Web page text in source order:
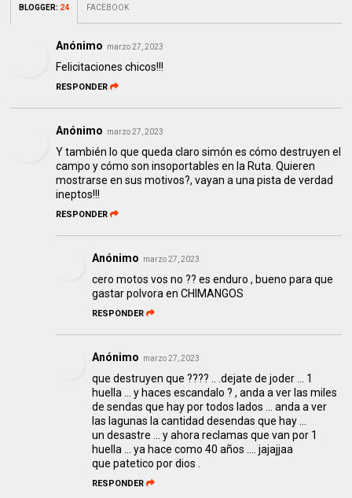
BLOGGER: 24 FACEBOOK
Anónimo marzo 27, 2023
Felicitaciones chicos!!!
RESPONDER
Anónimo marzo 27, 2023
Y también lo que queda claro simón es cómo destruyen el
campo y cómo son insoportables en la Ruta. Quieren
mostrarse en sus motivos?, vayan a una pista de verdad
ineptos!!!
RESPONDER
Anónimo marzo 27, 2023
cero motos vos no ?? es enduro , bueno para que
gastar polvora en CHIMANGOS
RESPONDER
Anónimo marzo 27, 2023
que destruyen que ???? .. .dejate de joder ... 1
huella ... y haces escandalo ? , anda a ver las miles
de sendas que hay por todos lados ... anda a ver
las lagunas la cantidad desendas que hay ...
un desastre ... y ahora reclamas que van por 1
huella ... ya hace como 40 años .... jajajjaa
que patetico por dios .
RESPONDER